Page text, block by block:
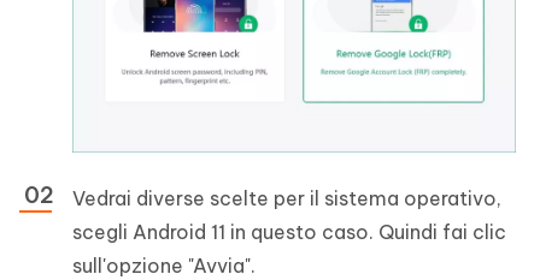
Vedrai diverse scelte per il sistema operativo,
scegli Android 11 in questo caso. Quindi fai clic
sull'opzione "Avvia".